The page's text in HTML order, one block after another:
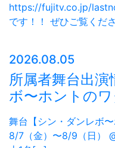
https://fujitv.co.jp/
です！！ ぜひご覧くだ
2026.08.05
所属者舞台出
ボ〜ホントのワ
舞台【シン・ダンレボ
8/7（金）〜8/9（日